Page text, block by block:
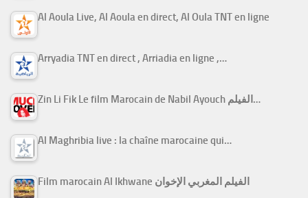
Al Aoula Live, Al Aoula en direct, Al Oula TNT en ligne
Arryadia TNT en direct , Arriadia en ligne ,…
Zin Li Fik Le film Marocain de Nabil Ayouch الفيلم…
Al Maghribia live : la chaîne marocaine qui…
Film marocain Al Ikhwane الفيلم المغربي الإخوان